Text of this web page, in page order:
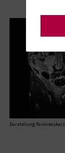
Darstellung